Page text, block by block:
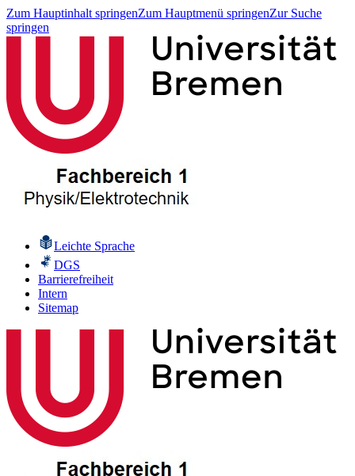
Zum Hauptinhalt springenZum Hauptmenü springenZur Suche
springen
Leichte Sprache
DGS
Barrierefreiheit
Intern
Sitemap